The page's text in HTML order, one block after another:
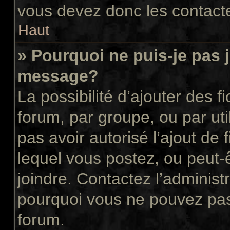
vous devez donc les
Haut
» Pourquoi ne puis-je pas
message?
La possibilité d’ajouter des
forum, par groupe, ou par
pas avoir autorisé l’ajout
lequel vous postez, ou
joindre. Contactez
pourquoi vous ne pouvez
forum.